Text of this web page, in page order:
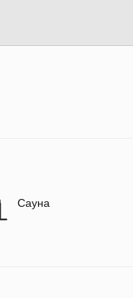
Сауна